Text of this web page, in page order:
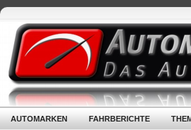
AUTOMARKEN FAHRBERICHTE